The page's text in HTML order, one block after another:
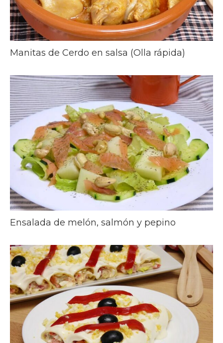
Manitas de Cerdo en salsa (Olla rápida)
Ensalada de melón, salmón y pepino